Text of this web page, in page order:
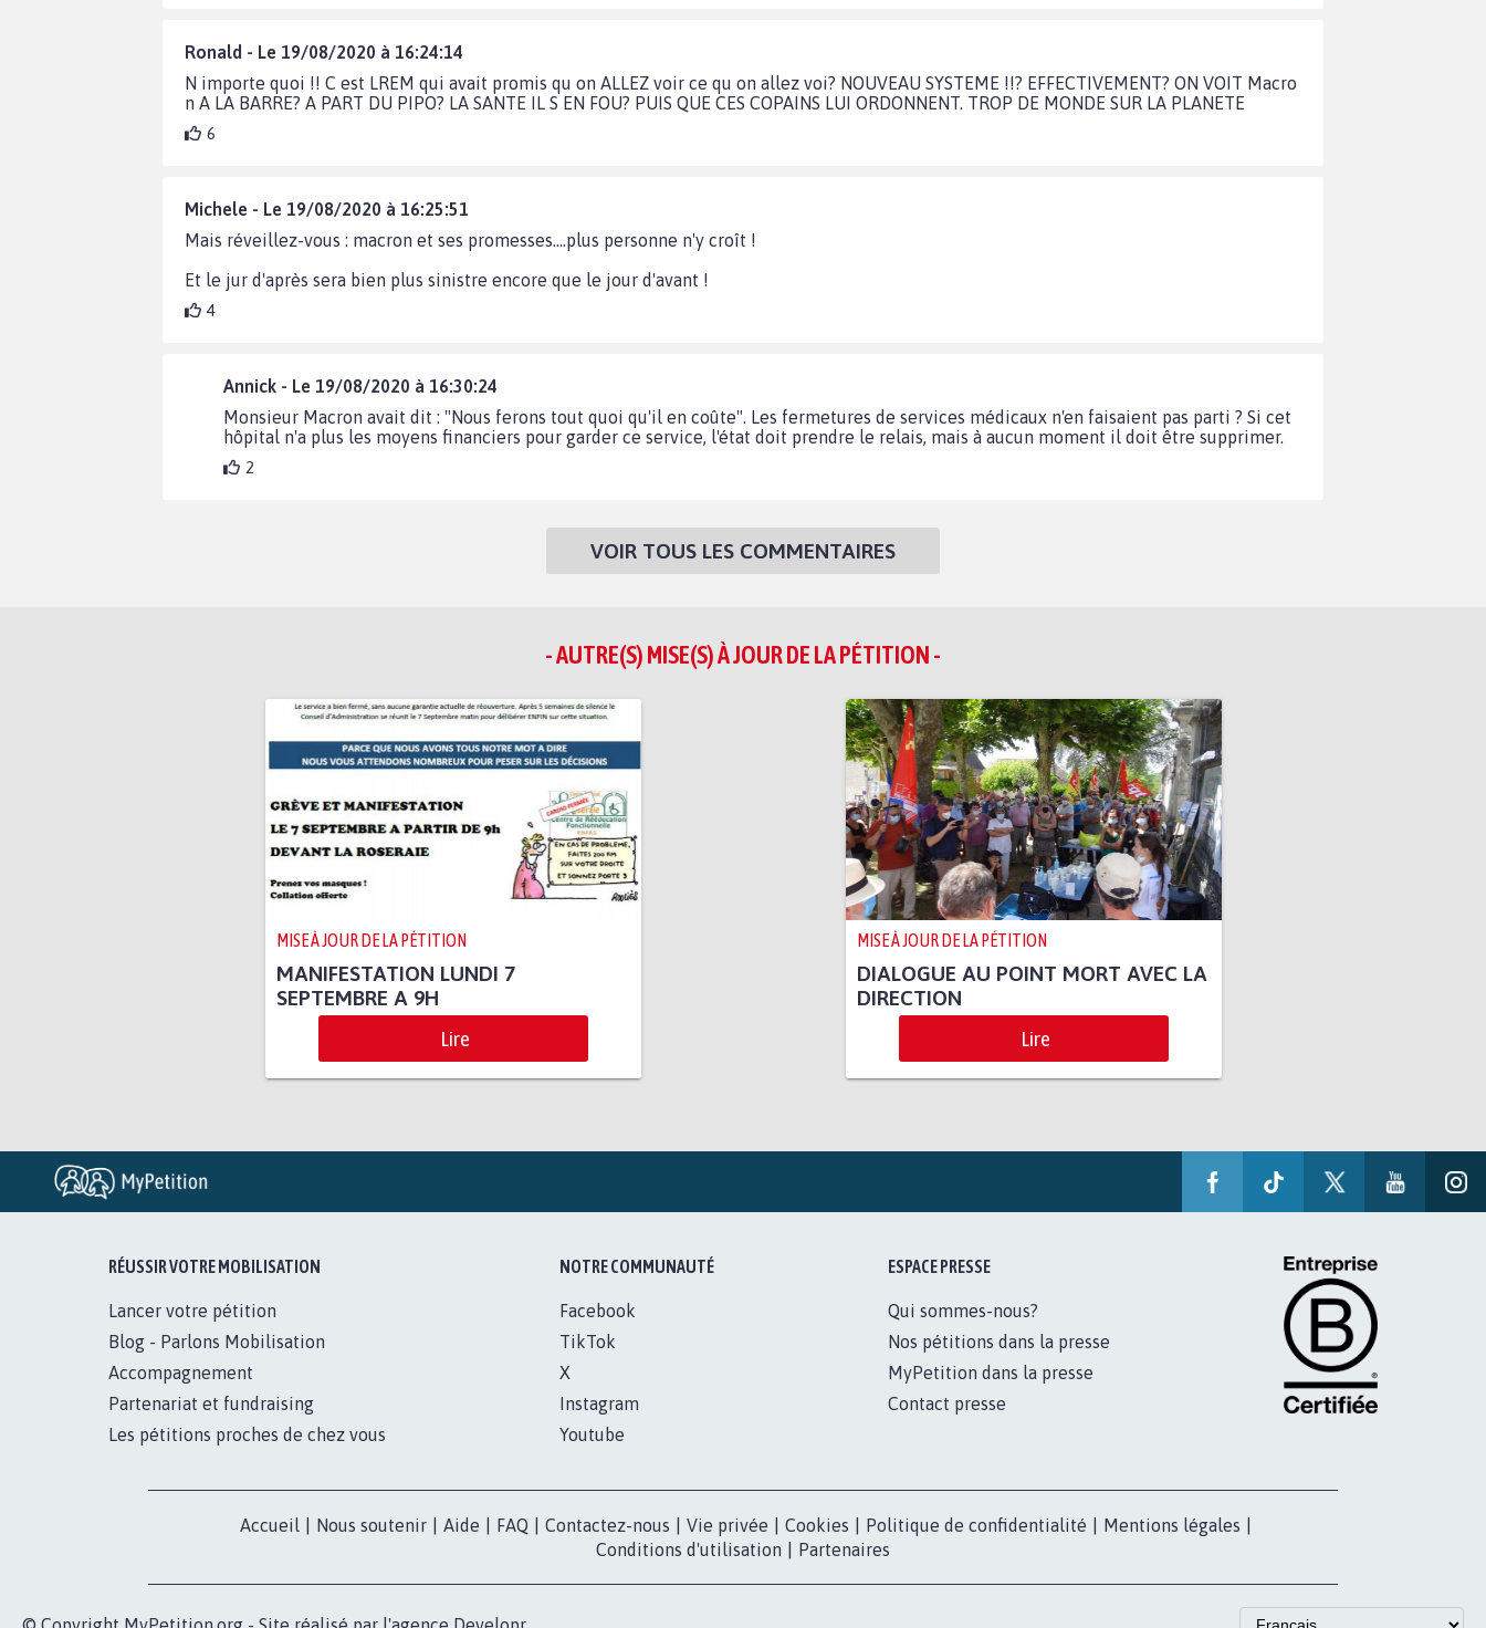
Ronald - Le 19/08/2020 à 16:24:14
N importe quoi !! C est LREM qui avait promis qu on ALLEZ voir ce qu on allez voi? NOUVEAU SYSTEME !!? EFFECTIVEMENT? ON VOIT Macro
n A LA BARRE? A PART DU PIPO? LA SANTE IL S EN FOU? PUIS QUE CES COPAINS LUI ORDONNENT. TROP DE MONDE SUR LA PLANETE
6
Michele - Le 19/08/2020 à 16:25:51
Mais réveillez-vous : macron et ses promesses....plus personne n'y croît !
Et le jur d'après sera bien plus sinistre encore que le jour d'avant !
4
Annick - Le 19/08/2020 à 16:30:24
Monsieur Macron avait dit : "Nous ferons tout quoi qu'il en coûte". Les fermetures de services médicaux n'en faisaient pas parti ? Si cet
hôpital n'a plus les moyens financiers pour garder ce service, l'état doit prendre le relais, mais à aucun moment il doit être supprimer.
2
VOIR TOUS LES COMMENTAIRES
- AUTRE(S) MISE(S) À JOUR DE LA PÉTITION -
MISE À JOUR DE LA PÉTITION
MANIFESTATION LUNDI 7
SEPTEMBRE A 9H
Lire
MISE À JOUR DE LA PÉTITION
DIALOGUE AU POINT MORT AVEC LA
DIRECTION
Lire
RÉUSSIR VOTRE MOBILISATION
Lancer votre pétition
Blog - Parlons Mobilisation
Accompagnement
Partenariat et fundraising
Les pétitions proches de chez vous
NOTRE COMMUNAUTÉ
Facebook
TikTok
X
Instagram
Youtube
ESPACE PRESSE
Qui sommes-nous?
Nos pétitions dans la presse
MyPetition dans la presse
Contact presse
Accueil Nous soutenir Aide FAQ Contactez-nous Vie privée Cookies Politique de confidentialité Mentions légales
Conditions d'utilisation
Partenaires